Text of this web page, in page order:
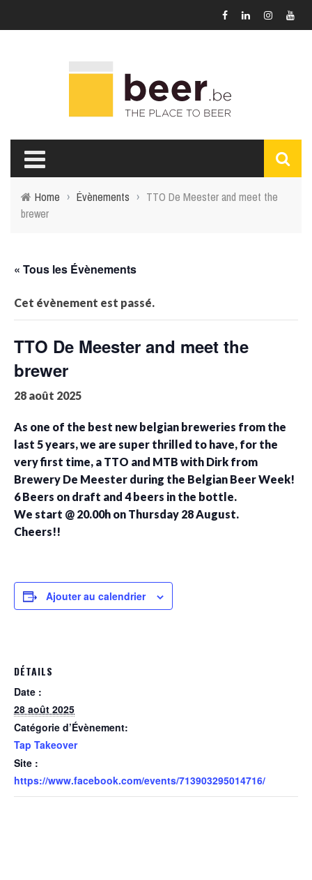
Home › Évènements › TTO De Meester and meet the
brewer
« Tous les Évènements
Cet évènement est passé.
TTO De Meester and meet the
brewer
28 août 2025
As one of the best new belgian breweries from the
last 5 years, we are super thrilled to have, for the
very first time, a TTO and MTB with Dirk from
Brewery De Meester during the Belgian Beer Week!
6 Beers on draft and 4 beers in the bottle.
We start @ 20.00h on Thursday 28 August.
Cheers!!
Ajouter au calendrier
DÉTAILS
Date :
28 août 2025
Catégorie d’Évènement:
Tap Takeover
Site :
https://www.facebook.com/events/713903295014716/